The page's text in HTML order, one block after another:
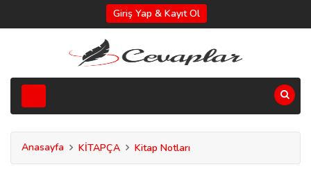
Giriş Yap & Kayıt Ol
Anasayfa KİTAPÇA Kitap Notları